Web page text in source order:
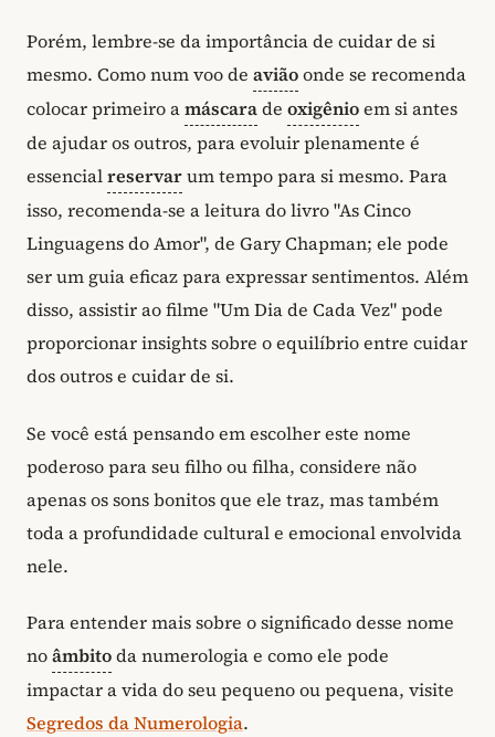
Porém, lembre-se da importância de cuidar de si
mesmo. Como num voo de aviãoonde se recomenda
colocar primeiro amáscarade oxigênioem si antes
de ajudar os outros, para evoluir plenamente é
essencialreservarum tempo para si mesmo. Para
isso, recomenda-se a leitura do livro "As Cinco
Linguagens do Amor", de Gary Chapman; ele pode
ser um guia eficaz para expressar sentimentos. Além
disso, assistir ao filme "Um Dia de Cada Vez" pode
proporcionar insights sobre o equilíbrio entre cuidar
dos outros e cuidar de si.
Se você está pensando em escolher este nome
poderoso para seu filho ou filha, considere não
apenas os sons bonitos que ele traz, mas também
toda a profundidade cultural e emocional envolvida
nele.
Para entender mais sobre o significado desse nome
noâmbitoda numerologia e como ele pode
impactar a vida do seu pequeno ou pequena, visite
Segredos da Numerologia.